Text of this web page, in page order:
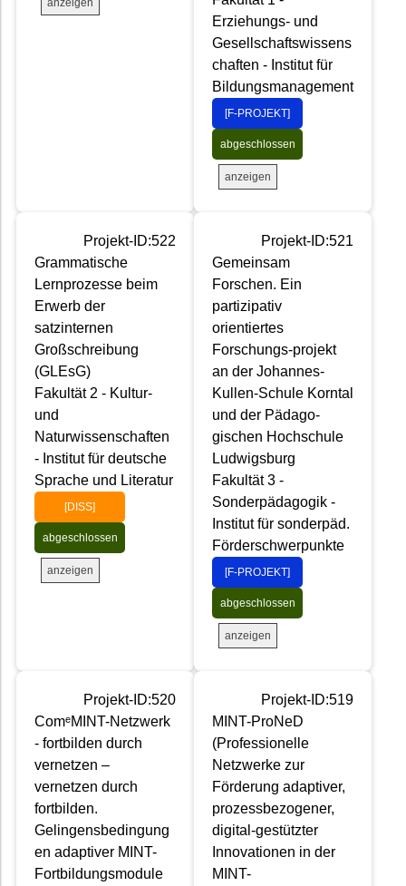
anzeigen
Erziehungs- und
Gesellschaftswissens
chaften - Institut für
Bildungsmanagement
[F-PROJEKT]
abgeschlossen
anzeigen
Projekt-ID:522
Grammatische
Lernprozesse beim
Erwerb der
satzinternen
Großschreibung
(GLEsG)
Fakultät 2 - Kultur-
und
Naturwissenschaften
- Institut für deutsche
Sprache und Literatur
[DISS]
abgeschlossen
anzeigen
Projekt-ID:521
Gemeinsam
Forschen. Ein
partizipativ
orientiertes
Forschungs-projekt
an der Johannes-
Kullen-Schule Korntal
und der Pädago-
gischen Hochschule
Ludwigsburg
Fakultät 3 -
Sonderpädagogik -
Institut für sonderpäd.
Förderschwerpunkte
[F-PROJEKT]
abgeschlossen
anzeigen
Projekt-ID:520
ComᵉMINT-Netzwerk
- fortbilden durch
vernetzen –
vernetzen durch
fortbilden.
Gelingensbedingung
en adaptiver MINT-
Fortbildungsmodule
Projekt-ID:519
MINT-ProNeD
(Professionelle
Netzwerke zur
Förderung adaptiver,
prozessbezogener,
digital-gestützter
Innovationen in der
MINT-